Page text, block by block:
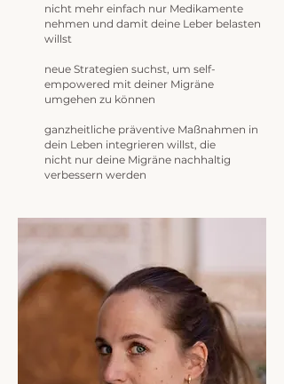
nicht mehr einfach nur Medikamente
nehmen und damit deine Leber belasten
willst
neue Strategien suchst, um self-
empowered mit deiner Migräne
umgehen zu können
ganzheitliche präventive Maßnahmen in
dein Leben integrieren willst, die
nicht nur deine Migräne nachhaltig
verbessern werden